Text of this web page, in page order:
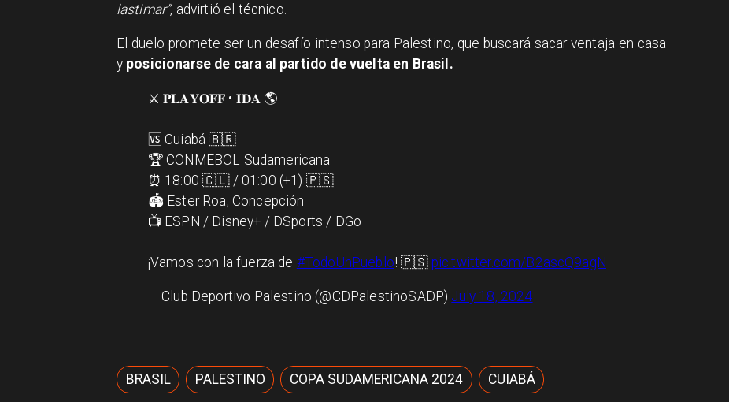
lastimar”, advirtió el técnico.
El duelo promete ser un desafío intenso para Palestino, que buscará sacar ventaja en casa
yposicionarse de cara al partido de vuelta en Brasil.
⚔️ 𝐏𝐋𝐀𝐘𝐎𝐅𝐅 • 𝐈𝐃𝐀 🌎
🆚 Cuiabá 🇧🇷
🏆 CONMEBOL Sudamericana
⏰ 18:00 🇨🇱 / 01:00 (+1) 🇵🇸
🏟️ Ester Roa, Concepción
📺 ESPN / Disney+ / DSports / DGo
¡Vamos con la fuerza de #TodoUnPueblo! 🇵🇸 pic.twitter.com/B2ascQ9agN
— Club Deportivo Palestino (@CDPalestinoSADP) July 18, 2024
BRASIL PALESTINO COPA SUDAMERICANA 2024 CUIABÁ